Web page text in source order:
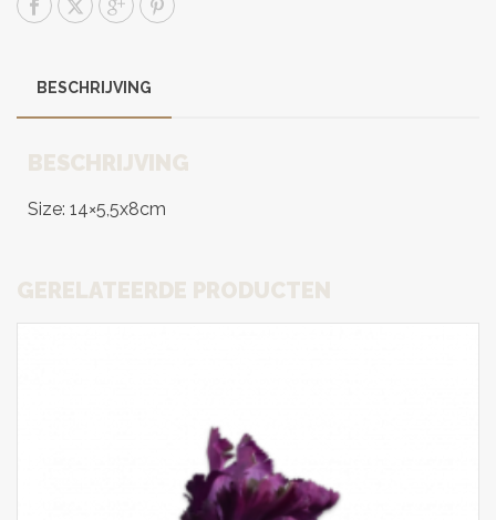
BESCHRIJVING
BESCHRIJVING
Size: 14×5,5x8cm
GERELATEERDE PRODUCTEN